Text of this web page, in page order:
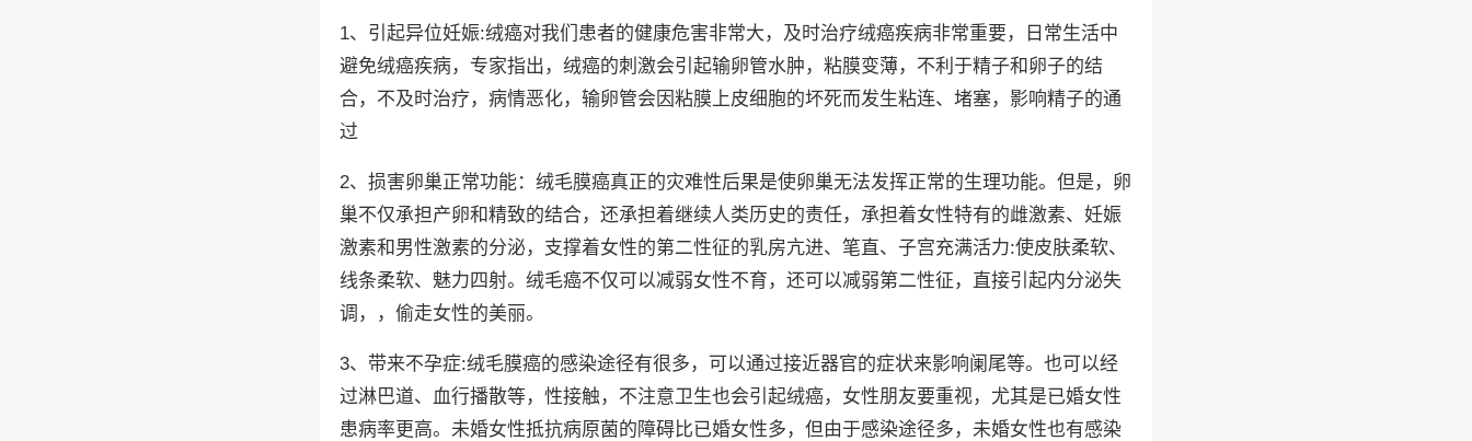
1、引起异位妊娠:绒癌对我们患者的健康危害非常大，及时治疗绒癌疾病非常重要，日常生活中
避免绒癌疾病，专家指出，绒癌的刺激会引起输卵管水肿，粘膜变薄，不利于精子和卵子的结
合，不及时治疗，病情恶化，输卵管会因粘膜上皮细胞的坏死而发生粘连、堵塞，影响精子的通
过
2、损害卵巢正常功能：绒毛膜癌真正的灾难性后果是使卵巢无法发挥正常的生理功能。但是，卵
巢不仅承担产卵和精致的结合，还承担着继续人类历史的责任，承担着女性特有的雌激素、妊娠
激素和男性激素的分泌，支撑着女性的第二性征的乳房亢进、笔直、子宫充满活力:使皮肤柔软、
线条柔软、魅力四射。绒毛癌不仅可以减弱女性不育，还可以减弱第二性征，直接引起内分泌失
调，，偷走女性的美丽。
3、带来不孕症:绒毛膜癌的感染途径有很多，可以通过接近器官的症状来影响阑尾等。也可以经
过淋巴道、血行播散等，性接触，不注意卫生也会引起绒癌，女性朋友要重视，尤其是已婚女性
患病率更高。未婚女性抵抗病原菌的障碍比已婚女性多，但由于感染途径多，未婚女性也有感染